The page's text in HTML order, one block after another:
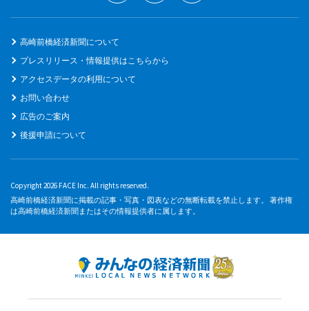
高崎前橋経済新聞について
プレスリリース・情報提供はこちらから
アクセスデータの利用について
お問い合わせ
広告のご案内
後援申請について
Copyright 2026 FACE Inc. All rights reserved.
高崎前橋経済新聞に掲載の記事・写真・図表などの無断転載を禁止します。 著作権
は高崎前橋経済新聞またはその情報提供者に属します。